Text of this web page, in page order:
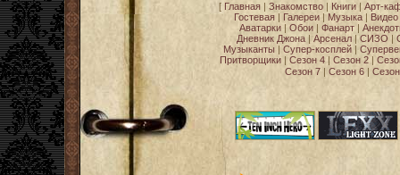
[ Главная| Знакомство| Книги| Арт-
Гостевая | Галереи | Музыка | Видео
Аватарки | Обои | Фанарт |
Дневник Джона| Арсенал| СИЗО |
Музыканты | Супер-косплей |
Притворщики | Сезон 4 | Сезон 2 |
Сезон 7| Сезон 6|